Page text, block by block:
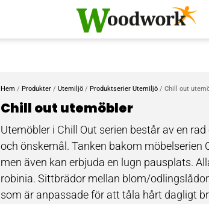
Hem / Produkter/ Utemiljö/ Produktserier Utemiljö/ Chill out
Chill out utemöbler
Utemöbler i Chill Out serien består av en
och önskemål. Tanken bakom
men även kan erbjuda en lugn pausplats.
robinia. Sittbrädor mellan blom/
som är anpassade för att tåla hårt dagligt